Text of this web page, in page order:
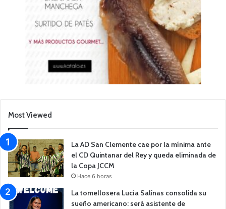
Most Viewed
La AD San Clemente cae por la mínima ante
el CD Quintanar del Rey y queda eliminada de
la Copa JCCM
Hace 6 horas
La tomellosera Lucía Salinas consolida su
sueño americano: será asistente de